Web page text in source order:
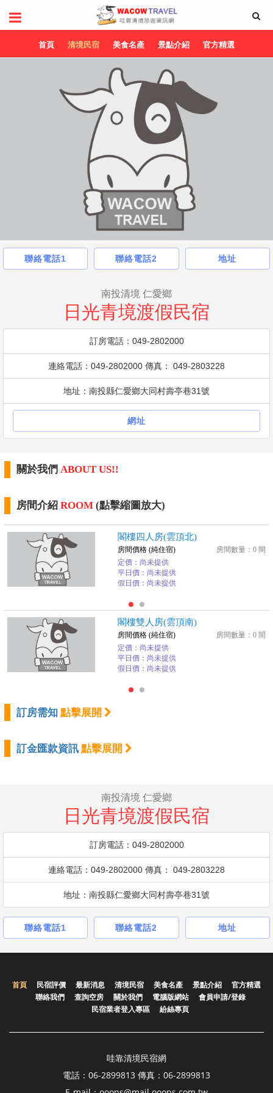
首頁 清境民宿 美食名產 景點介紹 官方精選
聯絡電話1 聯絡電話2 地址
南投清境 仁愛鄉
日光青境渡假民宿
訂房電話：049-2802000
連絡電話：049-2802000 傳真： 049-2803228
地址：南投縣仁愛鄉大同村壽亭巷31號
網址
關於我們 ABOUT US!!
房間介紹 ROOM (點擊縮圖放大)
閣樓四人房(雲頂北)
房間數量：0 間
房間價格 (純住宿)
定價：尚未提供
平日價：尚未提供
假日價：尚未提供
閣樓雙人房(雲頂南)
房間數量：0 間
房間價格 (純住宿)
定價：尚未提供
平日價：尚未提供
假日價：尚未提供
訂房需知 點擊展開
訂金匯款資訊 點擊展開
南投清境 仁愛鄉
日光青境渡假民宿
訂房電話：049-2802000
連絡電話：049-2802000 傳真： 049-2803228
地址：南投縣仁愛鄉大同村壽亭巷31號
聯絡電話1 聯絡電話2 地址
首頁 民宿評價 最新消息 清境民宿 美食名產 景點介紹
官方精選
聯絡我們
查詢空房 關於我們 電腦版網站
會員申請/登錄
民宿業者登入專區
紛絲專頁
哇靠清境民宿網
電話：06-2899813 傳真：06-2899813